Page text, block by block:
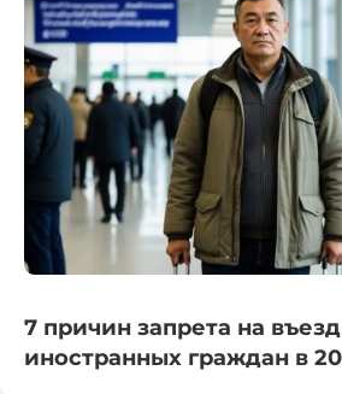
7 причин запрета на
иностранных граждан в